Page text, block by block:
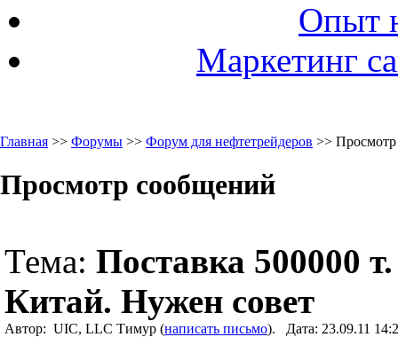
Опыт
Маркетинг
Главная >> Форумы >> Форум для нефтетрейдеров >>
Просмотр сообщений
Тема: Поставка 500000
Китай. Нужен совет
Автор: UIC, LLC Тимур (написать письмо). Дата: 23.09.11